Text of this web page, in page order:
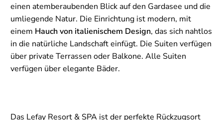
einen atemberaubenden Blick auf den Gardasee und die
umliegende Natur. Die Einrichtung ist modern, mit
einem Hauch von italienischem Design, das sich nahtlos
in die natürliche Landschaft einfügt. Die Suiten verfügen
über private Terrassen oder Balkone. Alle Suiten
verfügen über elegante Bäder.
Das Lefay Resort & SPA ist der perfekte Rückzugsort